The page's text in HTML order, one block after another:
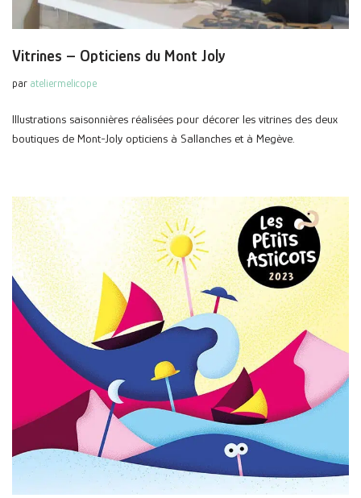
Vitrines – Opticiens du Mont Joly
par ateliermelicope
Illustrations saisonnières réalisées pour décorer les vitrines des deux
boutiques de Mont-Joly opticiens à Sallanches et à Megève.